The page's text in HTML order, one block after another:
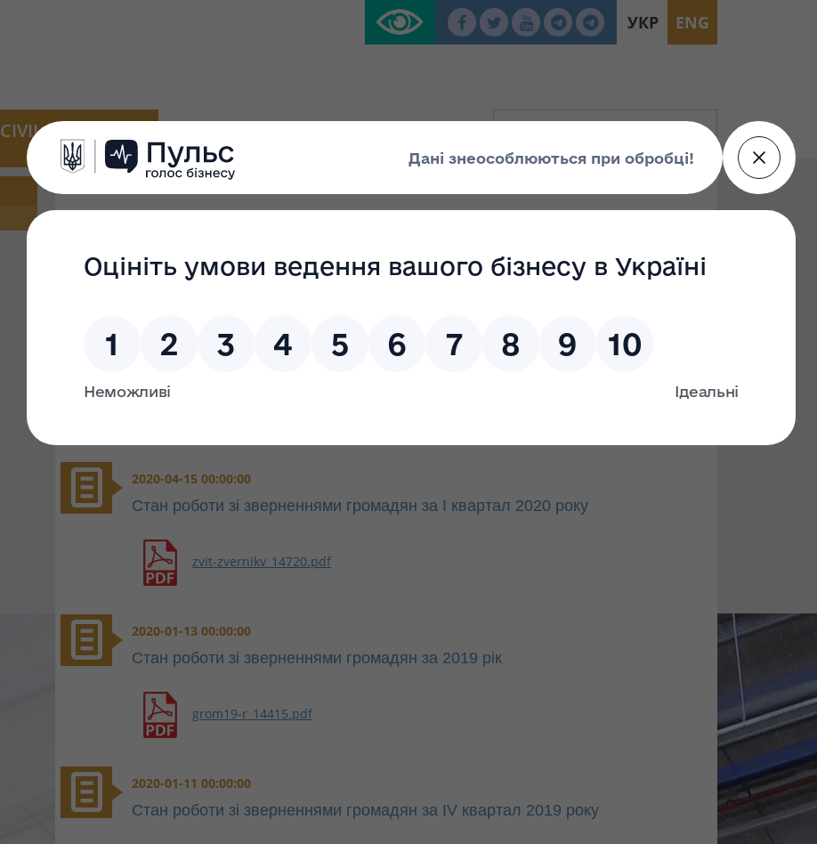
УКР ENG
CIVIL PLATFORM
Reports
Search filter
2020-04-15 00:00:00
Стан роботи зі зверненнями громадян за І квартал 2020 року
zvit-zvernikv_14720.pdf
2020-01-13 00:00:00
Стан роботи зі зверненнями громадян за 2019 рік
grom19-r_14415.pdf
2020-01-11 00:00:00
Стан роботи зі зверненнями громадян за ІV квартал 2019 року